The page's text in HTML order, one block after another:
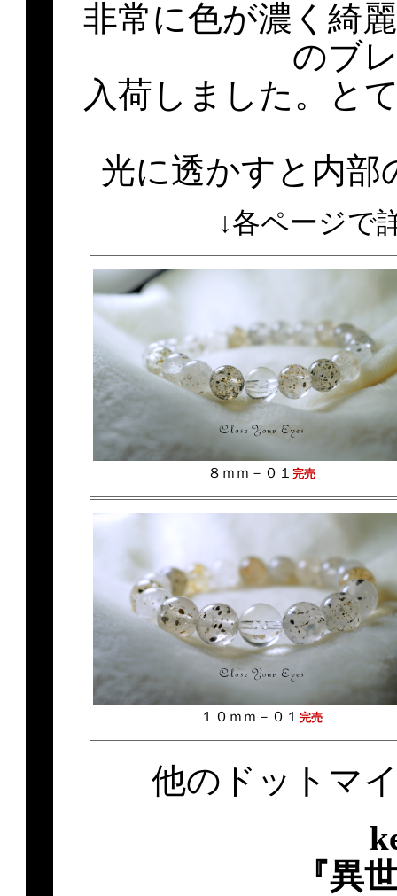
非常に色が濃く綺
のブ
入荷しました。と
光に透かすと内部
↓各ページで
８ｍｍ－０１ 完売
１０ｍｍ－０１ 完売
他のドットマ
『異